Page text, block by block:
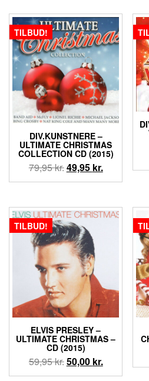
TILBUD!
DIV.KUNSTNERE –
ULTIMATE CHRISTMAS
COLLECTION CD (2015)
79,95kr.Den
oprindelige
var:
79,95 kr..
49,95 kr.Den
aktuelle
er:
49,95 kr..
TILBUD!
ELVIS PRESLEY –
ULTIMATE CHRISTMAS –
CD (2015)
59,95kr.Den
oprindelige
50,00 kr.Den
aktuelle